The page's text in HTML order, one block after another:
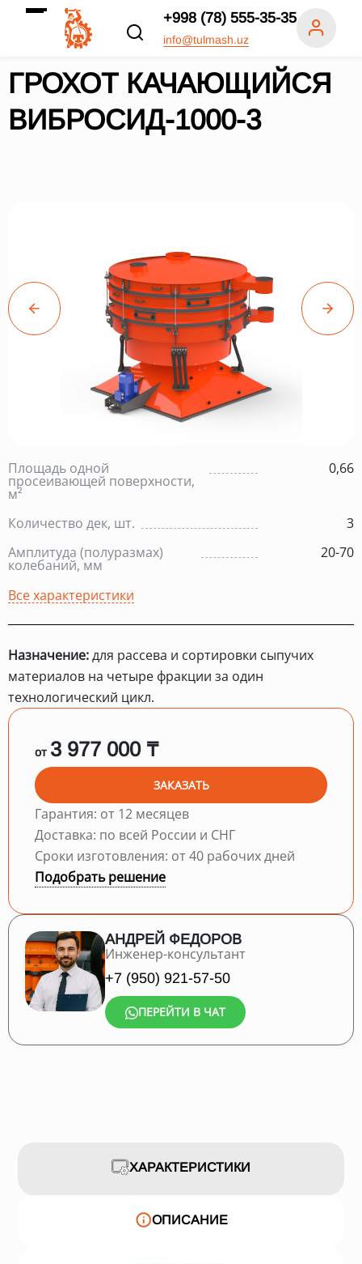
+998 (78) 555-35-35
info@tulmash.uz
ГРОХОТ КАЧАЮЩИЙСЯ
ВИБРОСИД-1000-3
Площадь одной
просеивающей поверхности,
м²
0,66
Количество дек, шт.
3
Амплитуда (полуразмах)
колебаний, мм
20-70
Все характеристики
Назначение:для рассева и сортировки сыпучих
материалов на четыре фракции за один
технологический цикл.
от 3 977 000 ₸
ЗАКАЗАТЬ
Гарантия: от 12 месяцев
Доставка: по всей России и СНГ
Сроки изготовления: от 40 рабочих дней
Подобрать решение
АНДРЕЙ ФЕДОРОВ
Инженер-консультант
+7 (950) 921-57-50
ПЕРЕЙТИ В ЧАТ
ХАРАКТЕРИСТИКИ
ОПИСАНИЕ